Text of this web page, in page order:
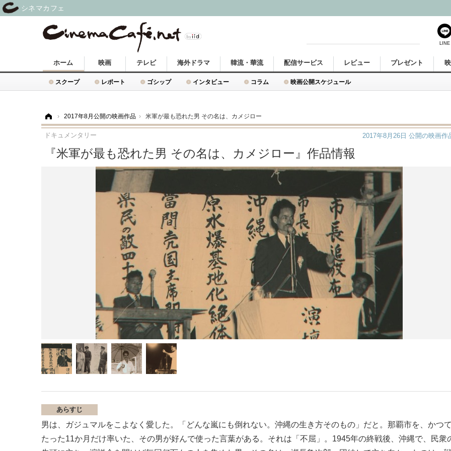
ホーム
スクープ レポート ゴシップ インタビュー コラム 映画公開スケジュール
映画 テレビ 海外ドラマ 韓流・華流 配信サービス レビュー プレゼント
› 2017年8月公開の映画作品 › 米軍が最も恐れた男 その名は、カメジロー
ドキュメンタリー
『米軍が最も恐れた男 その名は、カメジロー』作品情報
2017年8月26日 公開の映画作
あらすじ
男は、ガジュマルをこよなく愛した。「どんな嵐にも倒れない。沖縄の生き方そのもの」だと。那覇市を、かつて
たった11か月だけ率いた、その男が好んで使った言葉がある。それは「不屈」。1945年の終戦後、沖縄で、民衆
LINE
シネマカフェ